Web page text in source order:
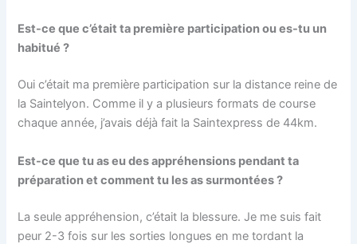
Est-ce que c’était ta première participation ou es-tu un
habitué ?
Oui c’était ma première participation sur la distance reine de
la Saintelyon. Comme il y a plusieurs formats de course
chaque année, j’avais déjà fait la Saintexpress de 44km.
Est-ce que tu as eu des appréhensions pendant ta
préparation et comment tu les as surmontées ?
La seule appréhension, c’était la blessure. Je me suis fait
peur 2-3 fois sur les sorties longues en me tordant la